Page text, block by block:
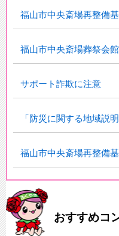
福山市中央斎場葬祭会館
サポート詐欺に注意
「防災に関する地域説
福山市中央斎場再整備
おすすめコ